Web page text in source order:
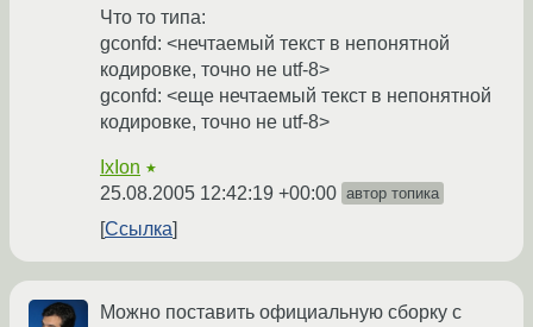
Что то типа:
gconfd: <нечтаемый текст в непонятной
кодировке, точно не utf-8>
gconfd: <еще нечтаемый текст в непонятной
кодировке, точно не utf-8>
IxIon ★
25.08.2005 12:42:19 +00:00 автор топика
Ссылка
Можно поставить официальную сборку с